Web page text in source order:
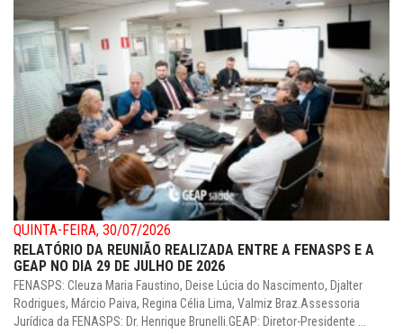
QUINTA-FEIRA, 30/07/2026
RELATÓRIO DA REUNIÃO REALIZADA ENTRE A FENASPS E A
GEAP NO DIA 29 DE JULHO DE 2026
FENASPS: Cleuza Maria Faustino, Deise Lúcia do Nascimento, Djalter
Rodrigues, Márcio Paiva, Regina Célia Lima, Valmiz Braz.Assessoria
Jurídica da FENASPS: Dr. Henrique Brunelli.GEAP: Diretor-Presidente ...